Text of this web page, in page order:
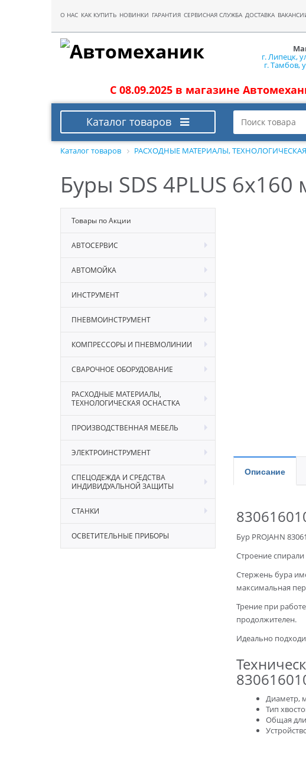
О НАС КАК КУПИТЬ НОВИНКИ ГАРАНТИЯ СЕРВИСНАЯ СЛУЖБА ДОСТАВКА
г. Липецк,
г. Тамбов,
С 08.09.2025 в магазине
Каталог товаров
Каталог товаров РАСХОДНЫЕ МАТЕРИАЛЫ,
Буры SDS 4PLUS
Товары по Акции
АВТОСЕРВИС
АВТОМОЙКА
ИНСТРУМЕНТ
ПНЕВМОИНСТРУМЕНТ
КОМПРЕССОРЫ И ПНЕВМОЛИНИИ
СВАРОЧНОЕ ОБОРУДОВАНИЕ
РАСХОДНЫЕ МАТЕРИАЛЫ,
ТЕХНОЛОГИЧЕСКАЯ ОСНАСТКА
ПРОИЗВОДСТВЕННАЯ МЕБЕЛЬ
ЭЛЕКТРОИНСТРУМЕНТ
СПЕЦОДЕЖДА И СРЕДСТВА
ИНДИВИДУАЛЬНОЙ ЗАЩИТЫ
СТАНКИ
ОСВЕТИТЕЛЬНЫЕ ПРИБОРЫ
Описание
Бур PROJAHN
Строение
Стержень бура
максимальная
Трение при
продолжителен.
Идеально
Диаметр,
Тип
Общая